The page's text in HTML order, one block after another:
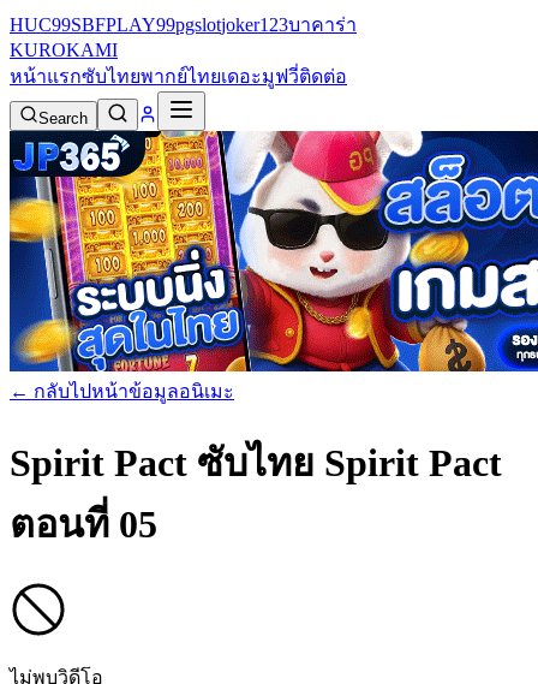
HUC99SBFPLAY99pgslotjoker123บาคาร่า
KUROKAMI
หน้าแรกซับไทยพากย์ไทยเดอะมูฟวี่ติดต่อ
Search
← กลับไปหน้าข้อมูลอนิเมะ
Spirit Pact ซับไทย Spirit Pact
ตอนที่ 05
ไม่พบวิดีโอ